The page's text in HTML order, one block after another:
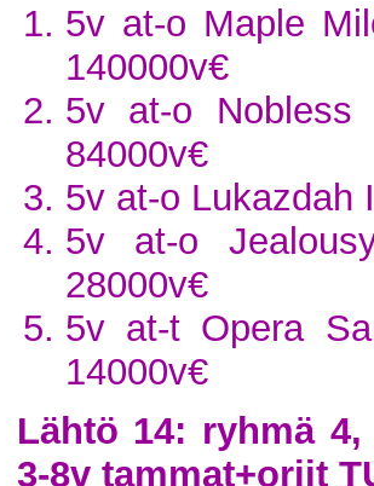
5v at-o Maple
140000v€
5v at-o
84000v€
5v at-o Lukazdah
5v at-o
28000v€
5v at-t Opera
14000v€
Lähtö 14: ryhmä
3-8v tammat+oriit